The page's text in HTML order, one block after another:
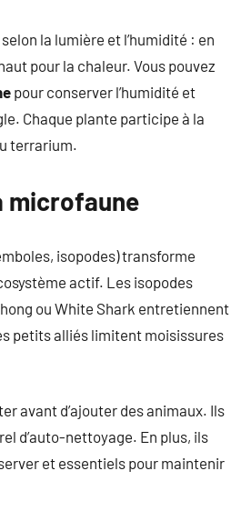
la lumière et l’humidité : en
pour la chaleur. Vous pouvez
pour conserver l’humidité et
Chaque plante participe à la
terrarium.
microfaune
isopodes) transforme
actif. Les isopodes
ou White Shark entretiennent
petits alliés limitent moisissures
avant d’ajouter des animaux. Ils
d’auto-nettoyage. En plus, ils
et essentiels pour maintenir